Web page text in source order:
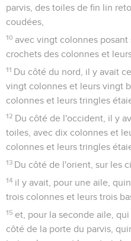
parvis, des toiles de fin lin
coudées,
10 avec vingt colonnes posant
crochets des colonnes et
11 Du côté du nord, il y avait
vingt colonnes et leurs vingt
colonnes et leurs tringles
12 Du côté de l'occident, il y
toiles, avec dix colonnes et
colonnes et leurs tringles
13 Du côté de l'orient, sur les
14 il y avait, pour une aile,
trois colonnes et leurs trois
15 et, pour la seconde aile,
côté de la porte du parvis,